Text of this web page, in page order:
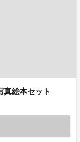
真絵本セット